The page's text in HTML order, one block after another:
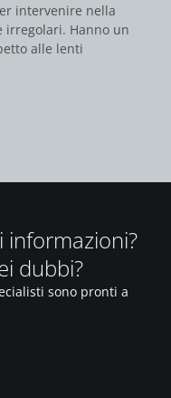
intervenire nella
irregolari. Hanno un
alle lenti
informazioni?
dubbi?
sono pronti a